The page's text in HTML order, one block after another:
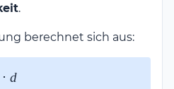
.
berechnet sich aus:
⋅ d